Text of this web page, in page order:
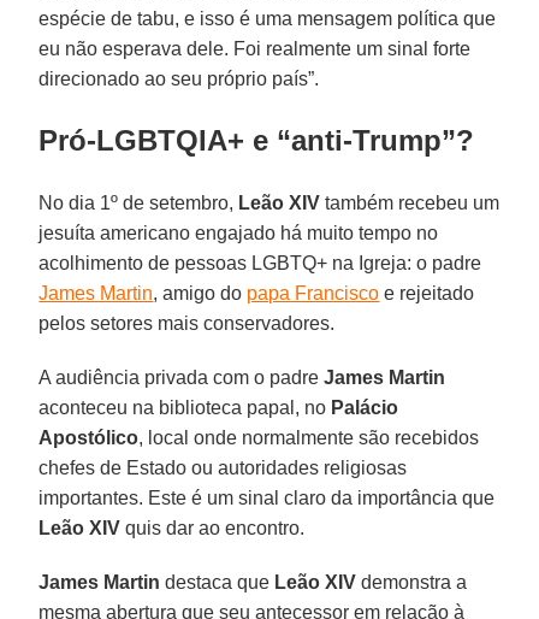
espécie de tabu, e isso é uma mensagem política que
eu não esperava dele. Foi realmente um sinal forte
direcionado ao seu próprio país”.
Pró-LGBTQIA+ e “anti-Trump”?
No dia 1º de setembro, Leão XIV também recebeu um
jesuíta americano engajado há muito tempo no
acolhimento de pessoas LGBTQ+ na Igreja: o padre
James Martin, amigo do papa Francisco e rejeitado
pelos setores mais conservadores.
A audiência privada com o padreJames Martin
aconteceu na biblioteca papal, no Palácio
Apostólico, local onde normalmente são recebidos
chefes de Estado ou autoridades religiosas
importantes. Este é um sinal claro da importância que
Leão XIV quis dar ao encontro.
James Martin destaca que Leão XIV demonstra a
mesma abertura que seu antecessor em relação à